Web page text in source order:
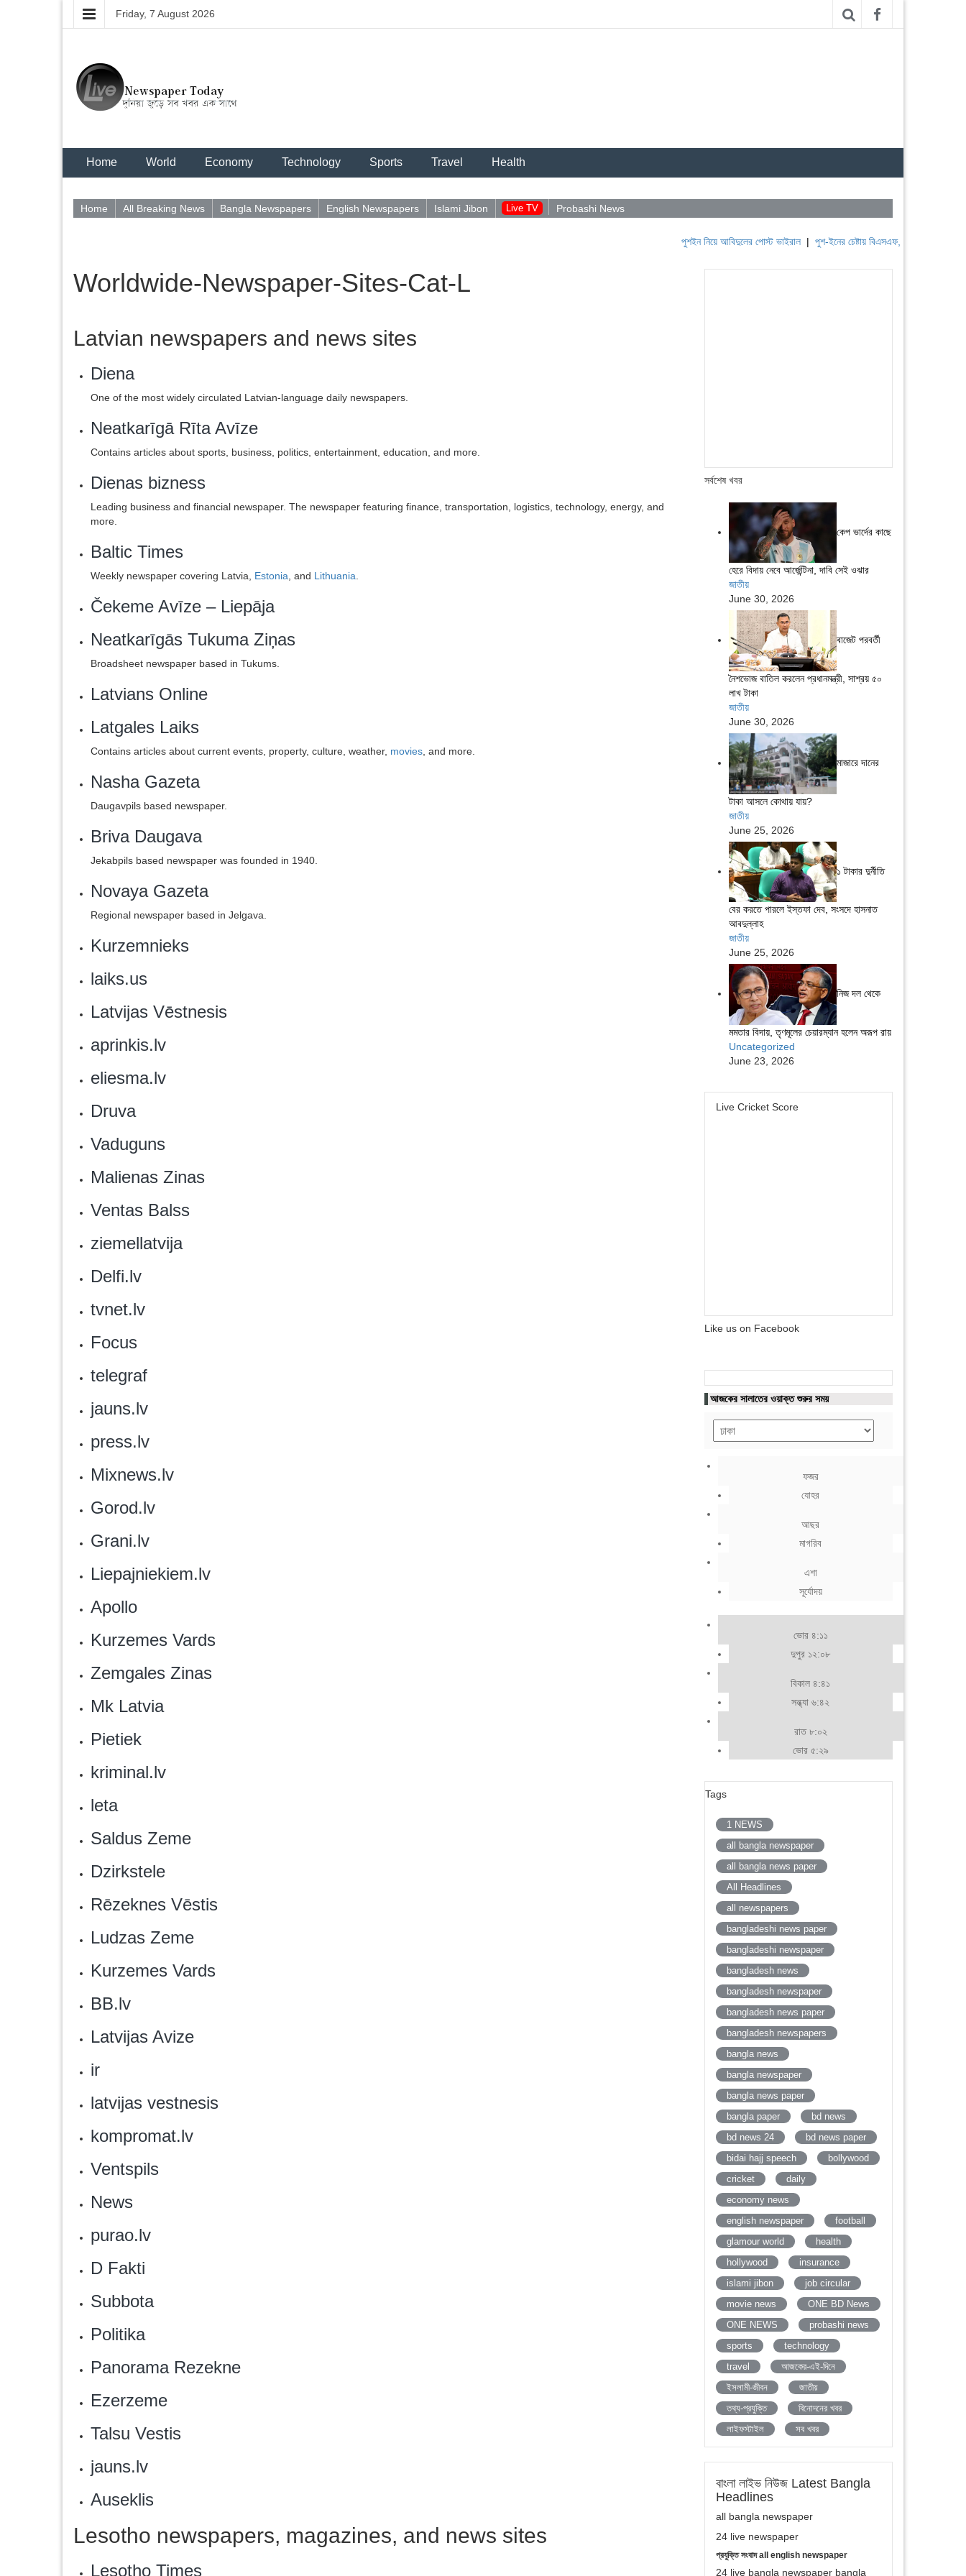
Friday, 7 August 2026
Home World Economy Technology Sports Travel Health
Home All Breaking News Bangla Newspapers English Newspapers Islami Jibon Live TV Probashi News
পুশইন নিয়ে আবিদুলের পোস্ট ভাইরাল|পুশ-ইনের চেষ্টায় বিএসএফ, পণ্ড করছে বিজিবি
Worldwide-Newspaper-Sites-Cat-L
Latvian newspapers and news sites
Diena
One of the most widely circulated Latvian-language daily newspapers.
Neatkarīgā Rīta Avīze
Contains articles about sports, business, politics, entertainment, education, and more.
Dienas bizness
Leading business and financial newspaper. The newspaper featuring finance, transportation, logistics, technology, energy, and
more.
Baltic Times
Weekly newspaper covering Latvia, Estonia , and Lithuania
Čekeme Avīze – Liepāja
Neatkarīgās Tukuma Ziņas
Broadsheet newspaper based in Tukums.
Latvians Online
Latgales Laiks
Contains articles about current events, property, culture, weather, movies , and more.
Nasha Gazeta
Daugavpils based newspaper.
Briva Daugava
Jekabpils based newspaper was founded in 1940.
Novaya Gazeta
Regional newspaper based in Jelgava.
Kurzemnieks
laiks.us
Latvijas Vēstnesis
aprinkis.lv
eliesma.lv
Druva
Vaduguns
Malienas Zinas
Ventas Balss
ziemellatvija
Delfi.lv‎
tvnet.lv‎
Focus
telegraf
jauns.lv
press.lv‎
Mixnews.lv
Gorod.lv
Grani.lv
‎Liepajniekiem.lv
Apollo‎
Kurzemes Vards‎
Zemgales Zinas
Mk Latvia
‎Pietiek
‎kriminal.lv
leta‎
Saldus Zeme
Dzirkstele
Rēzeknes Vēstis
Ludzas Zeme
Kurzemes Vards
BB.lv
Latvijas Avize
ir
latvijas vestnesis‎
‎kompromat.lv
‎Ventspils
News
purao.lv
D Fakti‎
Subbota
Politika‎
Panorama Rezekne
Ezerzeme‎
‎Talsu Vestis
jauns.lv‎
Auseklis
Lesotho newspapers, magazines, and news sites
Lesotho Times
সর্বশেষ খবর
কেপ ভার্দের কাছে
হেরে বিদায় নেবে আর্জেন্টিনা, দাবি সেই ওঝার
জাতীয়
June 30, 2026
বাজেট পরবর্তী
নৈশভোজ বাতিল করলেন প্রধানমন্ত্রী, সাশ্রয় ৫০
লাখ টাকা
জাতীয়
June 30, 2026
মাজারে দানের
টাকা আসলে কোথায় যায়?
জাতীয়
June 25, 2026
১ টাকার দুর্নীতি
বের করতে পারলে ইস্তফা দেব, সংসদে হাসনাত
আবদুল্লাহ
জাতীয়
June 25, 2026
নিজ দল থেকে
মমতার বিদায়, তৃণমূলের চেয়ারম্যান হলেন অরূপ রায়
Uncategorized
June 23, 2026
Live Cricket Score
Like us on Facebook
আজকের সালাতের ওয়াক্ত শুরুর সময়
ফজর
যোহর
আছর
মাগরিব
এশা
সূর্যোদয়
ভোর ৪:১১
দুপুর ১২:০৮
বিকাল ৪:৪১
সন্ধ্যা ৬:৪২
রাত ৮:০২
ভোর ৫:২৯
Tags
1 NEWS
all bangla newspaper
all bangla news paper
All Headlines
all newspapers
bangladeshi news paper
bangladeshi newspaper
bangladesh news
bangladesh newspaper
bangladesh news paper
bangladesh newspapers
bangla news
bangla newspaper
bangla news paper
bangla paper
bd news
bd news 24
bd news paper
bidai hajj speech
bollywood
cricket
daily
economy news
english newspaper
football
glamour world
health
hollywood
insurance
islami jibon
job circular
movie news
ONE BD News
ONE NEWS
probashi news
sports
technology
travel
আজকের-এই-দিনে
ইসলামী-জীবন
জাতীয়
তথ্য-প্রযুক্তি
বিনোদনের খবর
লাইফস্টাইল
সব খবর
বাংলা লাইভ নিউজ Latest Bangla
Headlines
all bangla newspaper
24 live newspaper
প্রযুক্তি সংবাদ all english newspaper
24 live bangla newspaper bangla